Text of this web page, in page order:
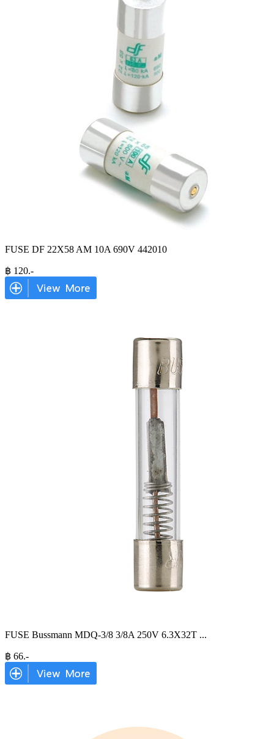
FUSE DF 22X58 AM 10A 690V 442010
฿ 120.-
FUSE Bussmann MDQ-3/8 3/8A 250V 6.3X32T ...
฿ 66.-